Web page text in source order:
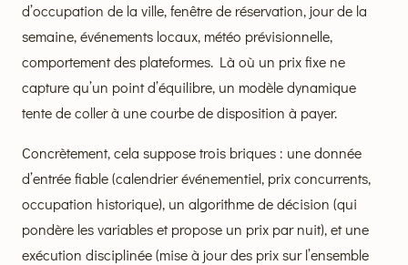
d’occupation de la ville, fenêtre de réservation, jour de la
semaine, événements locaux, météo prévisionnelle,
comportement des plateformes. Là où un prix fixe ne
capture qu’un point d’équilibre, un modèle dynamique
tente de coller à une courbe de disposition à payer.
Concrètement, cela suppose trois briques : une donnée
d’entrée fiable (calendrier événementiel, prix concurrents,
occupation historique), un algorithme de décision (qui
pondère les variables et propose un prix par nuit), et une
exécution disciplinée (mise à jour des prix sur l’ensemble